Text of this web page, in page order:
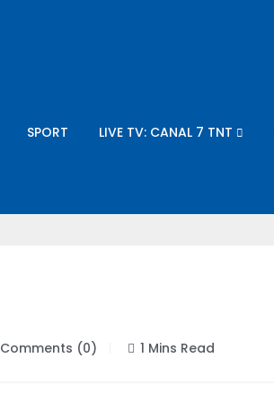
SPORT LIVE TV: CANAL 7 TNT
Comments (0) 1 Mins Read